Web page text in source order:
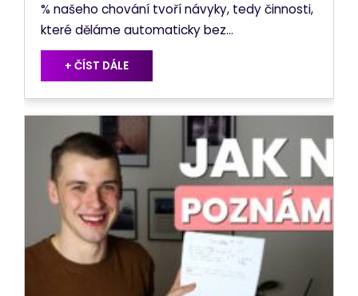
% našeho chování tvoří návyky, tedy činnosti,
které děláme automaticky bez...
+ ČÍST DÁLE